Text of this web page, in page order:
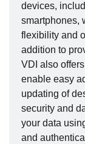
devices,
smartphones,
flexibility and
addition to
VDI also
enable easy
updating of
security and
your data
and